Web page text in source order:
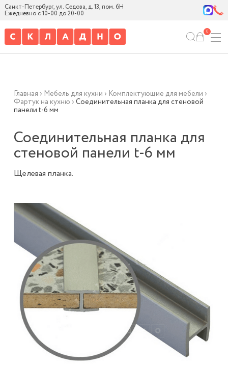
Санкт-Петербург, ул. Седова, д. 13, пом. 6Н
Ежедневно с 10-00 до 20-00
0
Главная › Мебель для кухни › Комплектующие для мебели ›
Фартук на кухню › Соединительная планка для стеновой
панели t-6 мм
Соединительная планка для
стеновой панели t-6 мм
Щелевая планка.